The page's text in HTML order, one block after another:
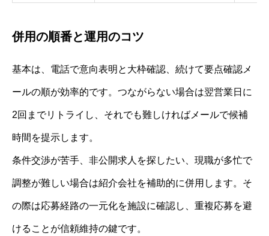
併用の順番と運用のコツ
基本は、電話で意向表明と大枠確認、続けて要点確認メ
ールの順が効率的です。つながらない場合は翌営業日に
2回までリトライし、それでも難しければメールで候補
時間を提示します。
条件交渉が苦手、非公開求人を探したい、現職が多忙で
調整が難しい場合は紹介会社を補助的に併用します。そ
の際は応募経路の一元化を施設に確認し、重複応募を避
けることが信頼維持の鍵です。